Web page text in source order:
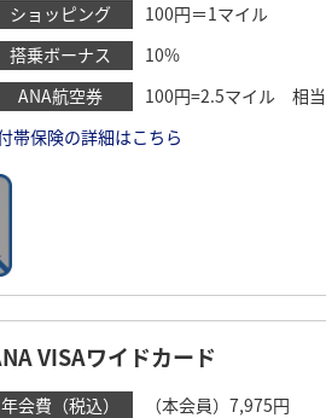
ショッピング
100円＝1マイル
搭乗ボーナス
10%
ANA航空券
100円=2.5マイル 相当
帯保険の詳細はこちら
VISAワイドカード
年会費（税込）
（本会員）7,975円